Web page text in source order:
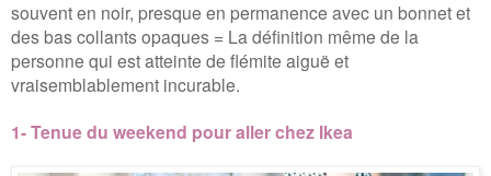
souvent en noir, presque en permanence avec un bonnet et
des bas collants opaques = La définition même de la
personne qui est atteinte de flémite aiguë et
vraisemblablement incurable.
1- Tenue du weekend pour aller chez Ikea